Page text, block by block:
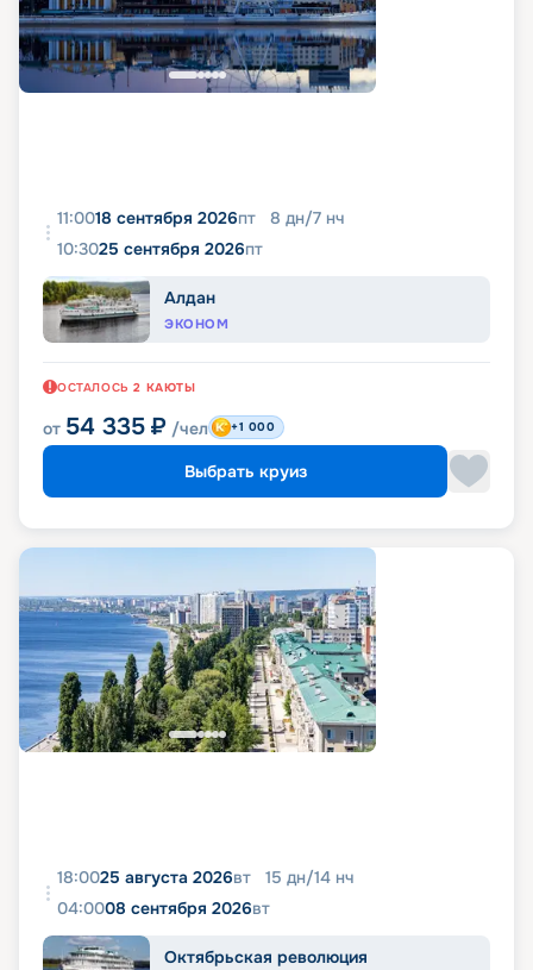
11:0018 сентября 2026пт 8 дн/7 нч
10:3025 сентября 2026пт
Алдан
ЭКОНОМ
ОСТАЛОСЬ 2 КАЮТЫ
от 54 335 ₽ /чел +1 000
Выбрать круиз
18:0025 августа 2026вт 15 дн/14 нч
04:0008 сентября 2026вт
Октябрьская революция